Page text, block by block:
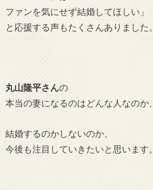
ファンを気にせず結婚してほしい」
と応援する声もたくさんありました。
丸山隆平さんの
本当の妻になるのはどんな人なのか、
結婚するのかしないのか、
今後も注目していきたいと思います。